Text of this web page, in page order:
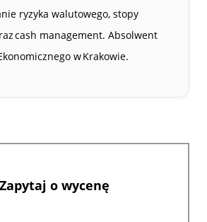
ryzyka walutowego, stopy
cash management. Absolwent
w Krakowie.
Zapytaj o wycenę